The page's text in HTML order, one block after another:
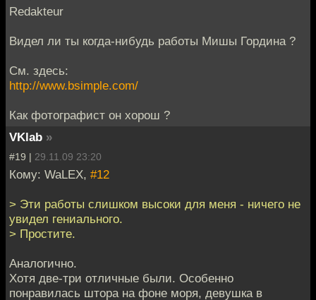
Redakteur
Видел ли ты когда-нибудь работы Мишы Гордина ?
См. здесь:
http://www.bsimple.com/
Как фотографист он хорош ?
VKlab »
#19 | 29.11.09 23:20
Кому: WaLEX, #12
> Эти работы слишком высоки для меня - ничего не
увидел гениального.
> Простите.
Аналогично.
Хотя две-три отличные были. Особенно
понравилась штора на фоне моря, девушка в